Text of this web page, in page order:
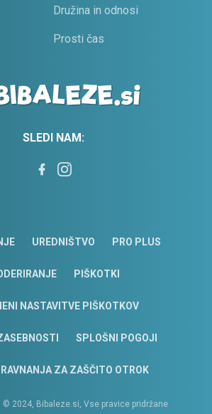
Družina in odnosi
Prosti čas
SLEDI NAM:
UREDNIŠTVO PRO PLUS
PIŠKOTKI
NASTAVITVE PIŠKOTKOV
SPLOŠNI POGOJI
RAVNANJA ZA ZAŠČITO OTROK
© 2024, Bibaleze.si, Vse pravice pridržane